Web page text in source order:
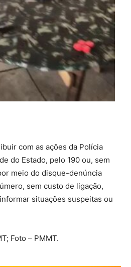
com as ações da Polícia
do Estado, pelo 190 ou, sem
meio do disque-denúncia
sem custo de ligação,
situações suspeitas ou
Foto – PMMT.